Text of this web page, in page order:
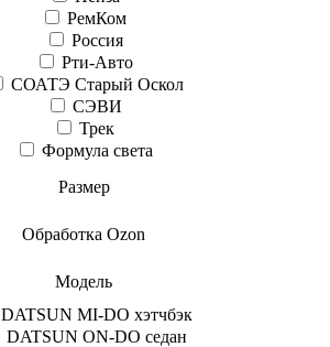
РемКом
Россия
Рти-Авто
СОАТЭ Старый Оскол
СЭВИ
Трек
Формула света
Размер
Обработка Ozon
Модель
DATSUN MI-DO хэтчбэк
DATSUN ON-DO седан